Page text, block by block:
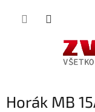
Horák MB